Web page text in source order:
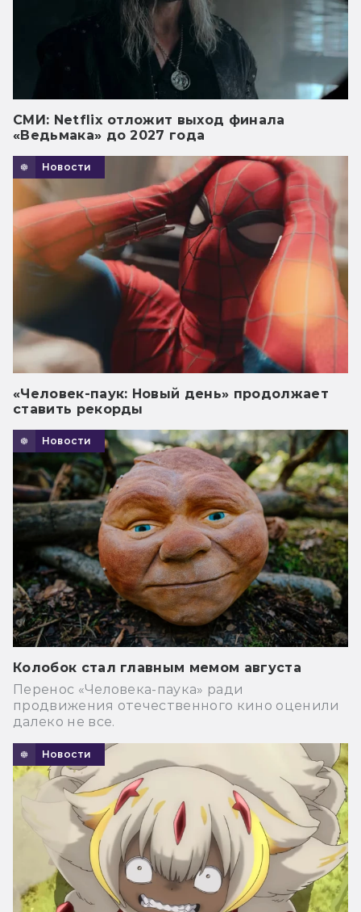
СМИ: Netflix отложит выход финала
«Ведьмака» до 2027 года
Новости
«Человек-паук: Новый день» продолжает
ставить рекорды
Новости
Колобок стал главным мемом августа
Перенос «Человека-паука» ради
продвижения отечественного кино оценили
далеко не все.
Новости